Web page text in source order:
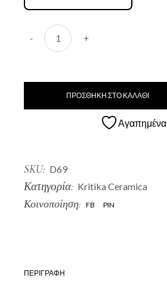
D69 Boukali quantity
-
+
ΠΡΟΣΘΗΚΗ ΣΤΟ ΚΑΛΑΘΙ
Αγαπημένα
SKU: D69
Κατηγορία: Kritika Ceramica
Κοινοποίηση: FB PIN
ΠΕΡΙΓΡΑΦΗ